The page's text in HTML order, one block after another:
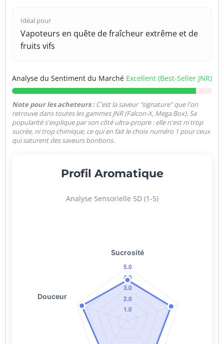
Idéal pour
Vapoteurs en quête de fraîcheur extrême et de
fruits vifs
Analyse du Sentiment du Marché Excellent (Best-Seller JNR)
Note pour les acheteurs :C'est la saveur "signature" que l'on
retrouve dans toutes les gammes JNR (Falcon-X, Mega Box). Sa
popularité s'explique par son côté ultra-propre : elle n'est ni trop
sucrée, ni trop chimique, ce qui en fait le choix numéro 1 pour ceux
qui saturent des saveurs bonbons.
Profil Aromatique
Analyse Sensorielle 5D (1-5)